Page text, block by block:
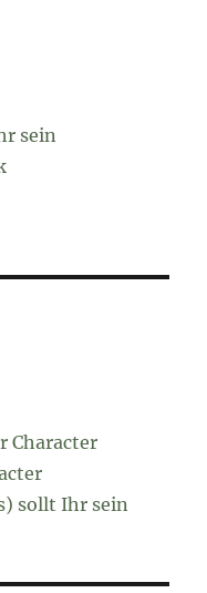
sein
Character
sollt Ihr sein